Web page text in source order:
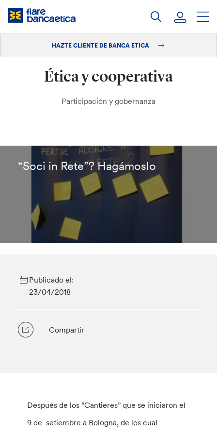
Saltar
Hazte cliente
HAZTE CLIENTE DE BANCA ETICA
Ética y cooperativa
Participación y gobernanza
“Soci in Rete”? Hagámoslo
Publicado el:
23/04/2018
Compartir
Después de los “Cantieres” que se iniciaron el
9 de setiembre a Bologna, de los cual